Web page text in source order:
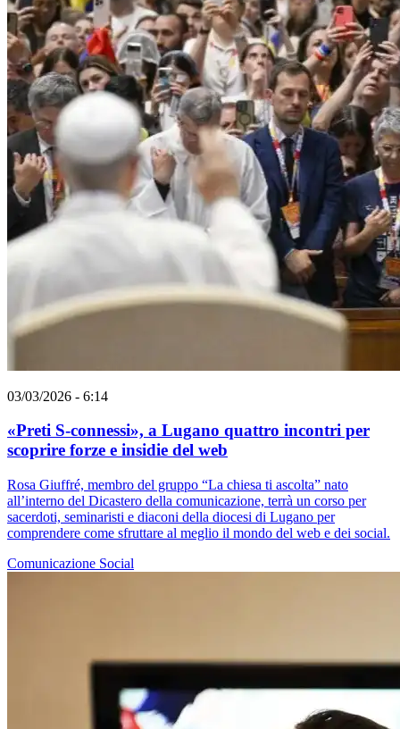
03/03/2026 - 6:14
«Preti S-connessi», a Lugano quattro incontri per
scoprire forze e insidie del web
Rosa Giuffré, membro del gruppo “La chiesa ti ascolta” nato
all’interno del Dicastero della comunicazione, terrà un corso per
sacerdoti, seminaristi e diaconi della diocesi di Lugano per
comprendere come sfruttare al meglio il mondo del web e dei social.
Comunicazione Social